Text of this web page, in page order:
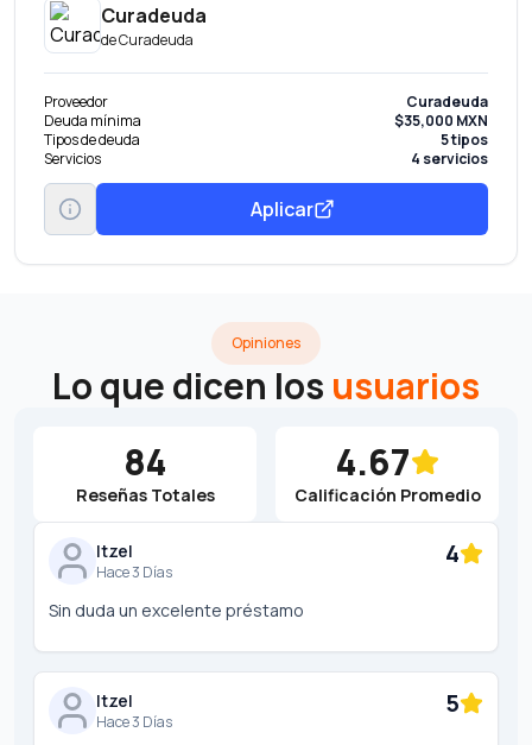
Curadeuda
deCuradeuda
Proveedor
Curadeuda
Deuda mínima
$35,000 MXN
Tipos de deuda
5 tipos
Servicios
4 servicios
Aplicar
Opiniones
Lo que dicen los usuarios
84
Reseñas Totales
4.67
Calificación Promedio
Itzel
Hace 3 Días
4
Sin duda un excelente préstamo
Itzel
Hace 3 Días
5